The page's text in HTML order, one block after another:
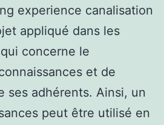
experience canalisation
appliqué dans les
concerne le
et de
ses adhérents. Ainsi, un
peut être utilisé en